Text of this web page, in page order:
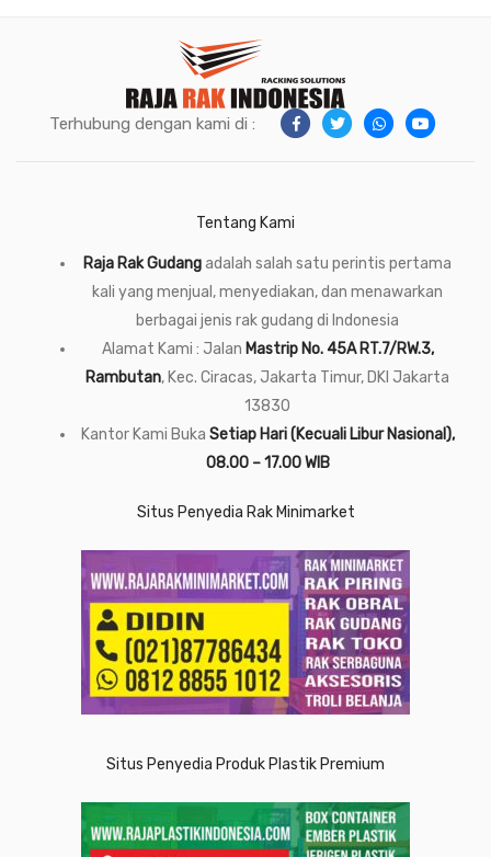
Terhubung dengan kami di :
Tentang Kami
Raja Rak Gudangadalah salah satu perintis pertama
kali yang menjual, menyediakan, dan menawarkan
berbagai jenis rak gudang di Indonesia
Alamat Kami : Jalan Mastrip No. 45A RT.7/RW.3,
Rambutan, Kec. Ciracas, Jakarta Timur, DKI Jakarta
13830
Kantor Kami Buka Setiap Hari (Kecuali Libur Nasional),
08.00 – 17.00 WIB
Situs Penyedia Rak Minimarket
Situs Penyedia Produk Plastik Premium